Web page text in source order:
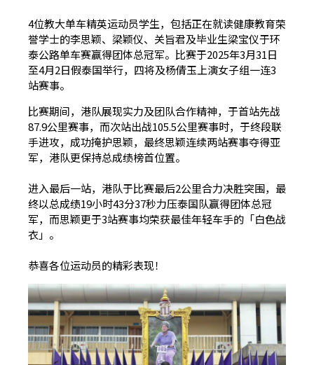
4位教大单车精英运动员学生，包括正在就读健康教育荣
誉学士的李思颖、梁颖仪、关旨君及毕业生梁宝仪于环
泰公路单车赛赢得团体总冠军。比赛于2025年3月31日
至4月2日假泰国举行，四将及杨倩玉上演女子组一连3
站赛事。
比赛期间，港队展现实力及团队合作精神，于首站先战
87.9公里赛事，而次站出战105.5公里赛事时，于终段联
手进攻，成功掩护思颖，最终思颖连续两站赛事夺得亚
军，港队更保持总成绩榜首位置。
进入最后一站，港队于比赛最后2公里合力决胜突围，最
终以总成绩19小时43分37秒力压泰国队赢得团体总冠
军，而思颖更于3站赛事均荣获最佳年轻车手的「白色战
衣」。
恭喜各位运动员的精彩表现！